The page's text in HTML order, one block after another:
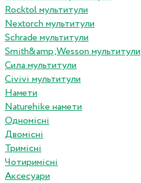
Rocktol мультитули
Nextorch мультитули
Schrade мультитули
Smith&amp;Wesson мультитули
Сила мультитули
Civivi мультитули
Намети
Naturehike намети
Одномісні
Двомісні
Тримісні
Чотиримісні
Аксесуари